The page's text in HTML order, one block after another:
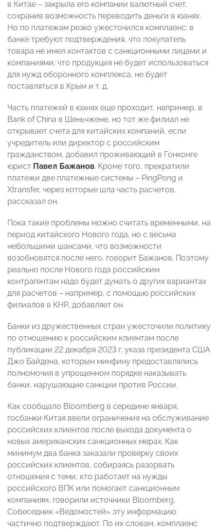
в Китае – закрыла его компании валютный счет,
сохранив возможность переводить деньги в юанях.
Но по платежам резко ужесточился комплаенс: в
банке требуют подтверждения, что покупатель
товара не имел контактов с санкционными лицами и
компаниями, что продукция не будет использоваться
для нужд оборонного комплекса, не будет
поставляться в Крым и т. д.
Часть платежей в юанях еще проходит, например, в
Bank of China в Шеньчжене, но тот же филиал не
открывает счета для китайских компаний, если
учредитель или директор с российским
гражданством, добавил проживающий в Гонконге
юрист Павел Бажанов. Кроме того, прекратили
платежи две платежные системы – PingPong и
Xtransfer, через которые шла часть расчетов,
рассказал он.
Пока такие проблемы можно считать временными, на
период китайского Нового года, но с весьма
небольшими шансами, что возможности
возобновятся после него, говорит Бажанов. Поэтому
реально после Нового года российским
контрагентам надо будет думать о других вариантах
для расчетов – например, с помощью российских
филиалов в КНР, добавляет он.
Банки из дружественных стран ужесточили политику
по отношению к российским клиентам после
публикации 22 декабря 2023 г. указа президента США
Джо Байдена, которым минфину предоставлялись
полномочия в упрощенном порядке наказывать
банки, нарушающие санкции против России.
Как сообщало Bloomberg в середине января,
госбанки Китая ввели ограничения на обслуживание
российских клиентов после выхода документа о
новых американских санкционных мерах. Как
минимум два банка заказали проверку своих
российских клиентов, собираясь разорвать
отношения с теми, кто работает на нужды
российского ВПК или помогает санкционным
компаниям, говорили источники Bloomberg.
Собеседник «Ведомостей» эту информацию
частично подтверждают. По их словам, комплаенс